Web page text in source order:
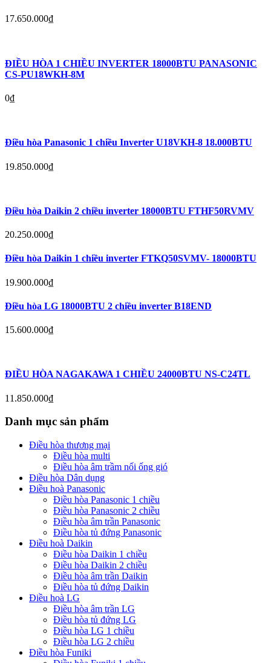
17.650.000₫
ĐIỀU HÒA 1 CHIỀU INVERTER 18000BTU PANASONIC
CS-PU18WKH-8M
0₫
Điều hòa Panasonic 1 chiều Inverter U18VKH-8 18.000BTU
19.850.000₫
Điều hòa Daikin 2 chiều inverter 18000BTU FTHF50RVMV
20.250.000₫
Điều hòa Daikin 1 chiều inverter FTKQ50SVMV- 18000BTU
19.900.000₫
Điều hòa LG 18000BTU 2 chiều inverter B18END
15.600.000₫
ĐIỀU HÒA NAGAKAWA 1 CHIỀU 24000BTU NS-C24TL
11.850.000₫
Danh mục sản phẩm
Điều hòa thương mại
Điều hòa multi
Điều hòa âm trầm nối ống gió
Điều hòa Dân dụng
Điều hoà Panasonic
Điều hòa Panasonic 1 chiều
Điều hòa Panasonic 2 chiều
Điều hòa âm trần Panasonic
Điều hòa tủ đứng Panasonic
Điều hoà Daikin
Điều hòa Daikin 1 chiều
Điều hòa Daikin 2 chiều
Điều hòa âm trần Daikin
Điều hòa tủ đứng Daikin
Điều hoà LG
Điều hòa âm trần LG
Điều hòa tủ đứng LG
Điều hòa LG 1 chiều
Điều hòa LG 2 chiều
Điều hòa Funiki